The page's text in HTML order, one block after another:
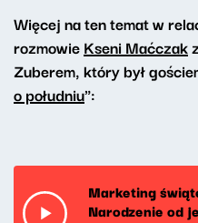
Więcej na ten temat w
rozmowieKseni Maćczak
Zuberem, który był
o południu":
Marketing
Narodzenie od